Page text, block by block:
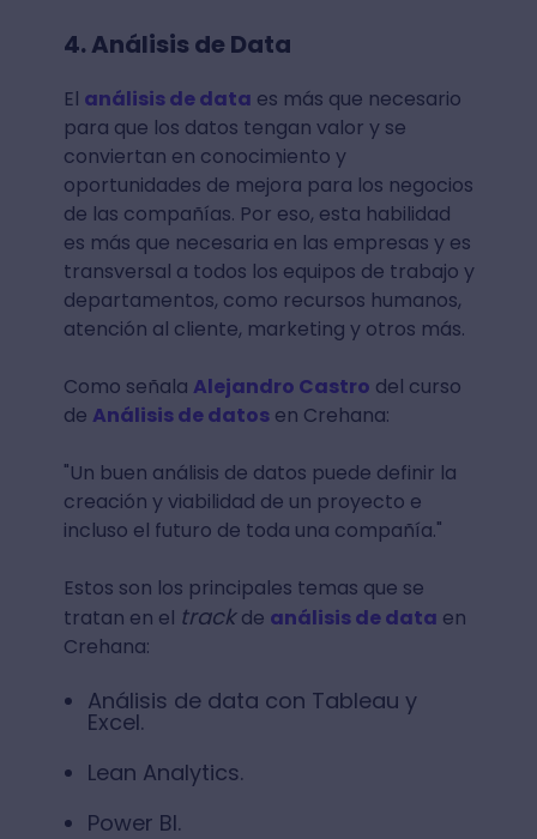
4. Análisis de Data
El análisis de data es más que necesario
para que los datos tengan valor y se
conviertan en conocimiento y
oportunidades de mejora para los negocios
de las compañías. Por eso, esta habilidad
es más que necesaria en las empresas y es
transversal a todos los equipos de trabajo y
departamentos, como recursos humanos,
atención al cliente, marketing y otros más.
Como señala Alejandro Castro del curso
de Análisis de datosen Crehana:
"Un buen análisis de datos puede definir la
creación y viabilidad de un proyecto e
incluso el futuro de toda una compañía."
Estos son los principales temas que se
tratan en el trackde análisis de data en
Crehana:
Análisis de data con Tableau y
Excel.
Lean Analytics.
Power BI.